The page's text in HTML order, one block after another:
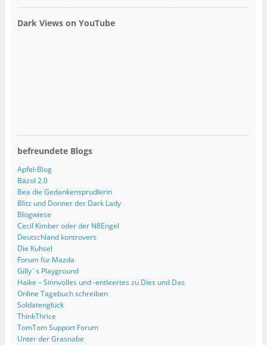
Dark Views on YouTube
befreundete Blogs
Apfel-Blog
Bäzol 2.0
Bea die Gedankensprudlerin
Blitz und Donner der Dark Lady
Blogwiese
Cecil Kimber oder der N8Engel
Deutschland kontrovers
Die Kuhsel
Forum für Mazda
Gilly´s Playground
Haike – Sinnvolles und -entleertes zu Dies und Das
Online Tagebuch schreiben
Soldatenglück
ThinkThrice
TomTom Support Forum
Unter der Grasnabe